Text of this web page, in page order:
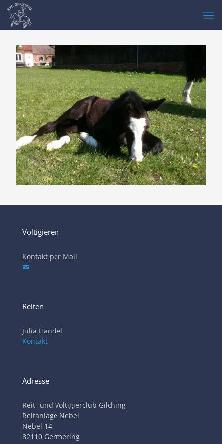
Voltigieren
Kontakt per Mail
Reiten
Julia Handel
Kontakt
Adresse
Reit- und Voltigierclub Gilching
Reitanlage Nebel
Nebel 14
82110 Germering